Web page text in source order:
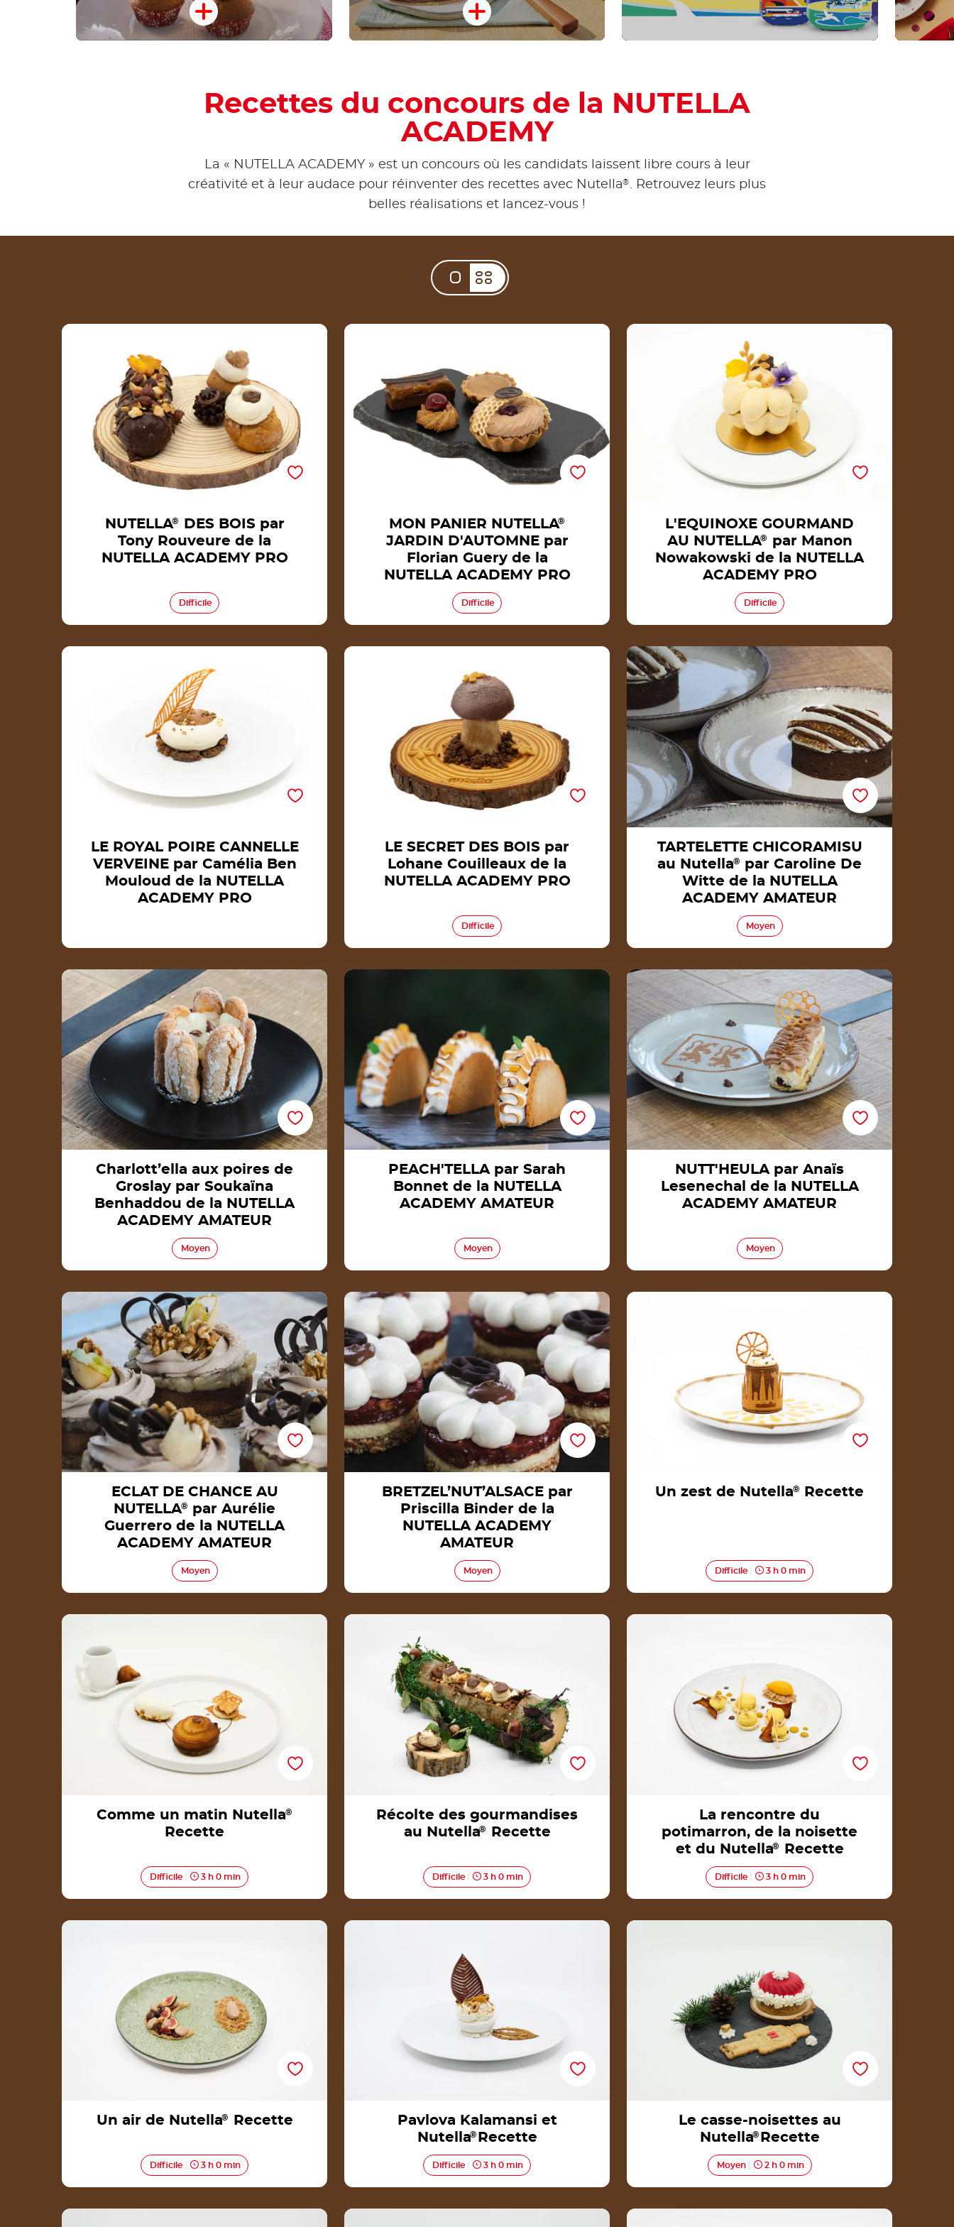
Recettes du concours de la NUTELLA
ACADEMY
La « NUTELLA ACADEMY » est un concours où les candidats laissent libre cours à leur
créativité et à leur audace pour réinventer des recettes avec Nutella®. Retrouvez leurs plus
belles réalisations et lancez-vous !
NUTELLA ACADEMY PRO
NUTELLA®
DES BOIS par
Tony Rouveure de la
NUTELLA ACADEMY PRO
Difficile
MON PANIER NUTELLA®
JARDIN D'AUTOMNE par
Florian Guery de la
NUTELLA ACADEMY PRO
Difficile
Manon Nowakowski de la NUTELLA ACADEMY
PRO
L'EQUINOXE GOURMAND
AU NUTELLA®
par Manon
Nowakowski de la NUTELLA
ACADEMY PRO
Difficile
Camélia Ben Mouloud de la NUTELLA
ACADEMY PRO
LE ROYAL POIRE CANNELLE
VERVEINE par Camélia Ben
Mouloud de la NUTELLA
ACADEMY PRO
de la NUTELLA ACADEMY PRO
LE SECRET DES BOIS par
Lohane Couilleaux de la
NUTELLA ACADEMY PRO
Difficile
TARTELETTE CHICORAMISU au Nutella® par
Caroline De Witte de la NUTELLA ACADEMY
AMATEUR
TARTELETTE CHICORAMISU
au Nutella®
par Caroline De
Witte de la NUTELLA
ACADEMY AMATEUR
Moyen
Charlott’ella aux poires de Groslay par
Soukaïna Benhaddou de la NUTELLA
ACADEMY AMATEUR
Charlott’ella aux poires de
Groslay par Soukaïna
Benhaddou de la NUTELLA
ACADEMY AMATEUR
Moyen
PEACH'TELLA par Sarah
Bonnet de la NUTELLA
ACADEMY AMATEUR
Moyen
NUTT'HEULA par Anaïs Lesenechal de la
NUTELLA ACADEMY AMATEUR
NUTT'HEULA par Anaïs
Lesenechal de la NUTELLA
ACADEMY AMATEUR
Moyen
ECLAT DE CHANCE AU NUTELLA® par Aurélie
Guerrero de la NUTELLA ACADEMY AMATEUR
ECLAT DE CHANCE AU
NUTELLA®
par Aurélie
Guerrero de la NUTELLA
ACADEMY AMATEUR
Moyen
BRETZEL’NUT’ALSACE par Priscilla Binder de la
NUTELLA ACADEMY AMATEUR
BRETZEL’NUT’ALSACE par
Priscilla Binder de la
NUTELLA ACADEMY
AMATEUR
Moyen
Un zest de Nutella® Recette
Difficile 3 h 0 min
Comme un matin Nutella®
Recette
Difficile 3 h 0 min
Récolte des gourmandises
au Nutella® Recette
Difficile 3 h 0 min
La rencontre du
potimarron, de la noisette
et du Nutella® Recette
Difficile 3 h 0 min
Un air de Nutella® Recette
Difficile 3 h 0 min
Pavlova Kalamansi et
Nutella® Recette
Difficile 3 h 0 min
Le casse-noisettes au
Nutella® Recette
Moyen 2 h 0 min
Tartelettes Poires, Cannelle & Nutella®Recette